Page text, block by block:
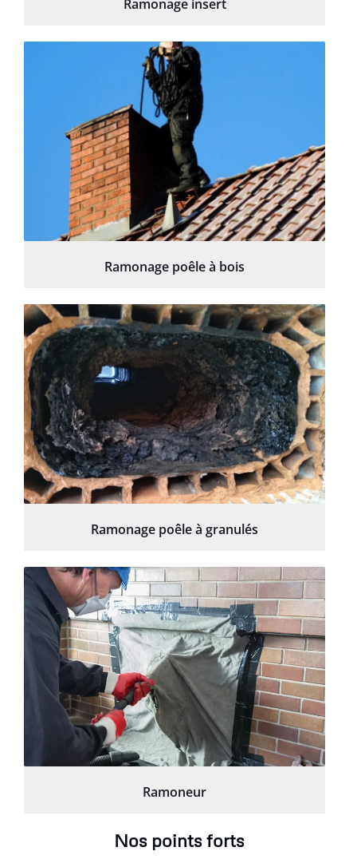
Ramonage insert
Ramonage poêle à bois
Ramonage poêle à granulés
Ramoneur
Nos points forts